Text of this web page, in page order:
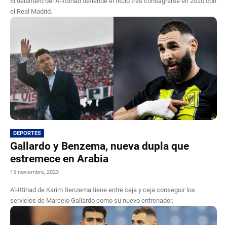
el Real Madrid.
DEPORTES
Gallardo y Benzema, nueva dupla que
estremece en Arabia
15 noviembre, 2023
Al-Ittihad de Karim Benzema tiene entre ceja y ceja conseguir los
servicios de Marcelo Gallardo como su nuevo entrenador.